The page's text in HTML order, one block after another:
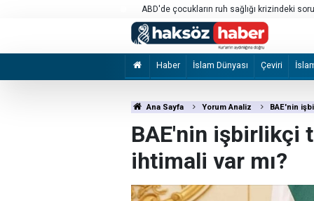
Avrupa dijital veri egemenliği için Palantir'e
Haber İslam Dünyası Çeviri
Ana Sayfa Yorum Analiz BAE'nin
BAE'nin işbirlikçi
ihtimali var mı?